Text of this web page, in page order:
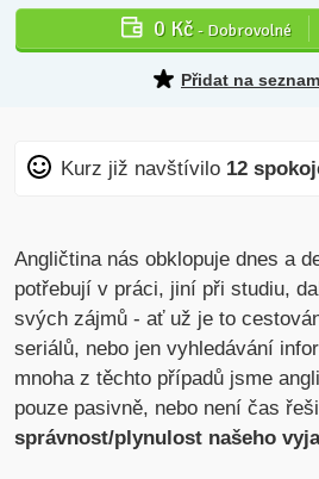
0 Kč- Dobrovolné
Přidat na
Kurz již navštívilo 12
Angličtina nás obklopuje dnes a
potřebují v práci, jiní při studiu,
svých zájmů - ať už je to
seriálů, nebo jen vyhledávání
mnoha z těchto případů jsme
pouze pasivně, nebo není čas
správnost/plynulost našeho